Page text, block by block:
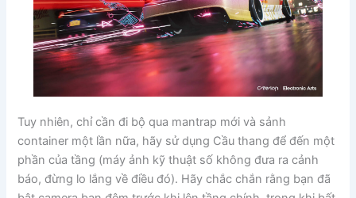
Tuy nhiên, chỉ cần đi bộ qua mantrap mới và sảnh
container một lần nữa, hãy sử dụng Cầu thang để đến một
phần của tầng (máy ảnh kỹ thuật số không đưa ra cảnh
báo, đừng lo lắng về điều đó). Hãy chắc chắn rằng bạn đã